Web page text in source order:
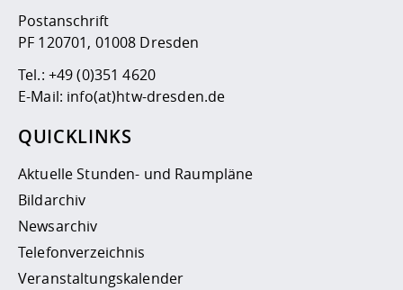
Postanschrift
PF 120701, 01008 Dresden
Tel.: +49 (0)351 4620
E-Mail: info(at)htw-dresden.de
QUICKLINKS
Aktuelle Stunden- und Raumpläne
Bildarchiv
Newsarchiv
Telefonverzeichnis
Veranstaltungskalender